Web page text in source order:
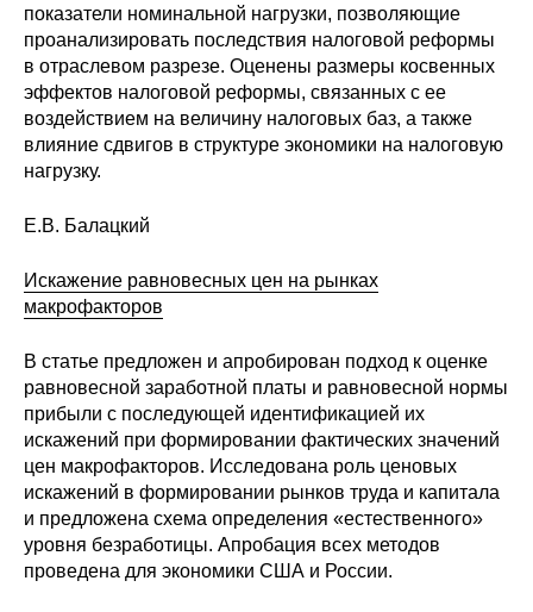
показатели номинальной нагрузки, позволяющие
проанализировать последствия налоговой реформы
в отраслевом разрезе. Оценены размеры косвенных
эффектов налоговой реформы, связанных с ее
воздействием на величину налоговых баз, а также
влияние сдвигов в структуре экономики на налоговую
нагрузку.
Е.В. Балацкий
Искажение равновесных цен на рынках
макрофакторов
В статье предложен и апробирован подход к оценке
равновесной заработной платы и равновесной нормы
прибыли с последующей идентификацией их
искажений при формировании фактических значений
цен макрофакторов. Исследована роль ценовых
искажений в формировании рынков труда и капитала
и предложена схема определения «естественного»
уровня безработицы. Апробация всех методов
проведена для экономики США и России.